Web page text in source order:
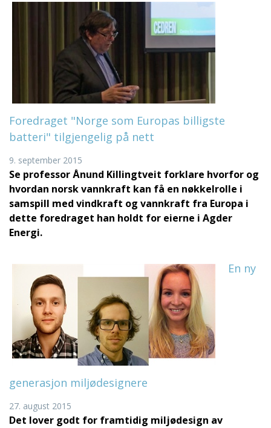
Foredraget "Norge som Europas billigste
batteri" tilgjengelig på nett
9. september 2015
Se professor Ånund Killingtveit forklare hvorfor og
hvordan norsk vannkraft kan få en nøkkelrolle i
samspill med vindkraft og vannkraft fra Europa i
dette foredraget han holdt for eierne i Agder
Energi.
En ny
generasjon miljødesignere
27. august 2015
Det lover godt for framtidig miljødesign av